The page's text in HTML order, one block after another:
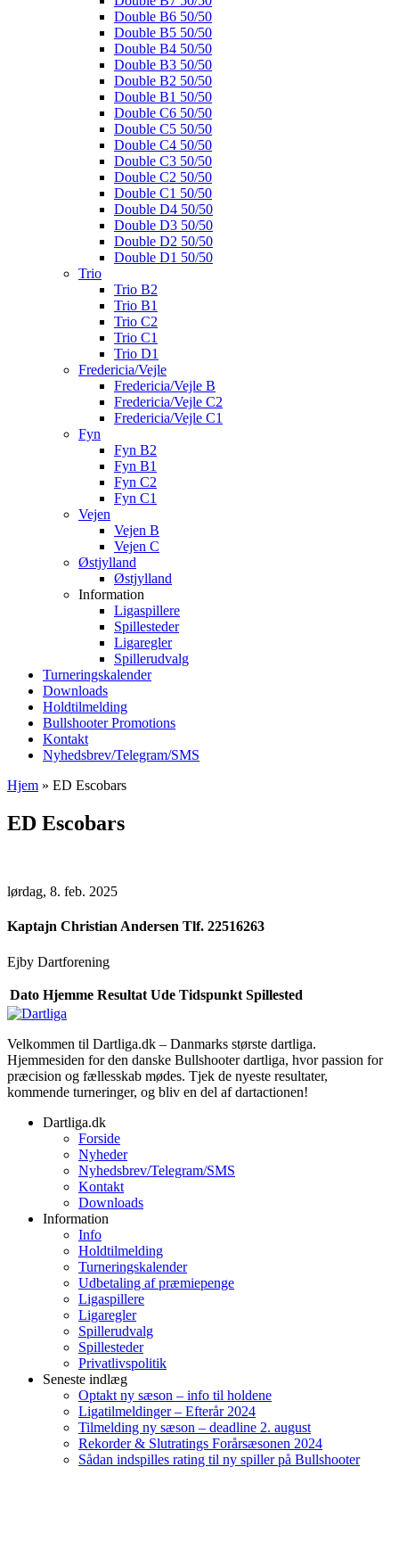
Double B6 50/50
Double B5 50/50
Double B4 50/50
Double B3 50/50
Double B2 50/50
Double B1 50/50
Double C6 50/50
Double C5 50/50
Double C4 50/50
Double C3 50/50
Double C2 50/50
Double C1 50/50
Double D4 50/50
Double D3 50/50
Double D2 50/50
Double D1 50/50
Trio
Trio B2
Trio B1
Trio C2
Trio C1
Trio D1
Fredericia/Vejle
Fredericia/Vejle B
Fredericia/Vejle C2
Fredericia/Vejle C1
Fyn
Fyn B2
Fyn B1
Fyn C2
Fyn C1
Vejen
Vejen B
Vejen C
Østjylland
Østjylland
Information
Ligaspillere
Spillesteder
Ligaregler
Spillerudvalg
Turneringskalender
Downloads
Holdtilmelding
Bullshooter Promotions
Kontakt
Nyhedsbrev/Telegram/SMS
Hjem » ED Escobars
ED Escobars
lørdag, 8. feb. 2025
Kaptajn Christian Andersen Tlf. 22516263
Ejby Dartforening
Dato Hjemme Resultat Ude Tidspunkt Spillested
Velkommen til Dartliga.dk – Danmarks største dartliga.
Hjemmesiden for den danske Bullshooter dartliga, hvor passion for
præcision og fællesskab mødes. Tjek de nyeste resultater,
kommende turneringer, og bliv en del af dartactionen!
Dartliga.dk
Forside
Nyheder
Nyhedsbrev/Telegram/SMS
Kontakt
Downloads
Information
Info
Holdtilmelding
Turneringskalender
Udbetaling af præmiepenge
Ligaspillere
Ligaregler
Spillerudvalg
Spillesteder
Privatlivspolitik
Seneste indlæg
Optakt ny sæson – info til holdene
Ligatilmeldinger – Efterår 2024
Tilmelding ny sæson – deadline 2. august
Rekorder & Slutratings Forårsæsonen 2024
Sådan indspilles rating til ny spiller på Bullshooter